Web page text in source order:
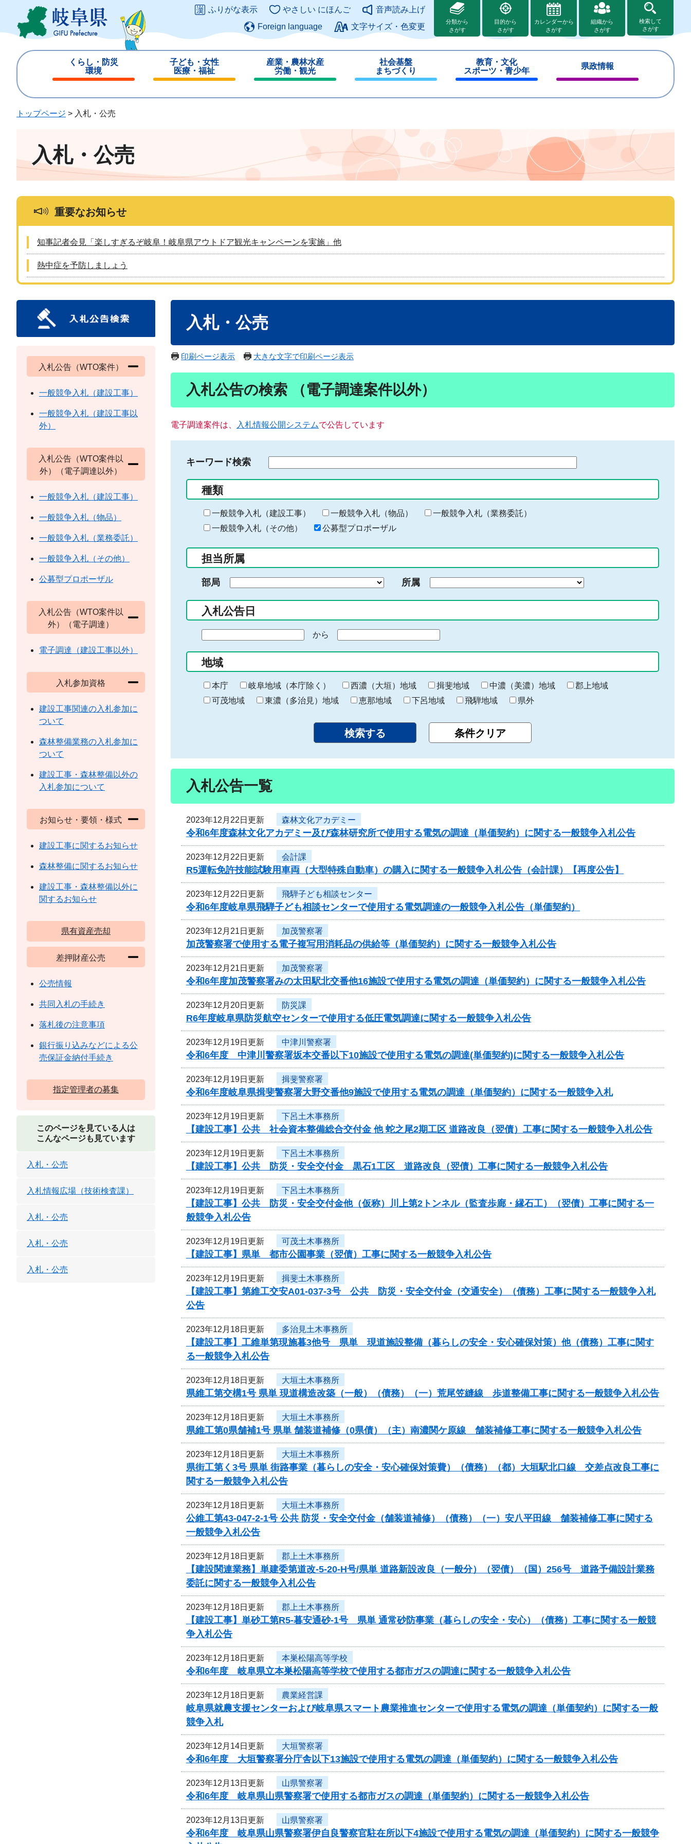
ジ
ュ
このページの本文へ
ふりがな表示 やさしい にほんご
音声読み上げ
Foreign language
文字サイズ・色変更
分類から
さがす
目的から
さがす
カレンダーから
さがす
組織から
さがす
検索して
さがす
くらし・防災
環境
じ
子ども・女性
医療・福祉
じ
産業・農林水産
労働・観光
じ
社会基盤
まちづくり
じ
教育・文化
スポーツ・青少年
じ
県政情報
じ
トップページ > 入札・公売
入札・公売
重要なお知らせ
知事記者会見「楽しすぎるぞ岐阜！岐阜県アウトドア観光キャンペーンを実施」他
熱中症を予防しましょう
入札・公売
印刷ページ表示 大きな文字で印刷ページ表示
入札公告の検索 （電子調達案件以外）
電子調達案件は、 入札情報公開システムで公告しています
キーワード検索
る
キ
ー
ー
入
力
種類
一般競争入札（建設工事） 一般競争入札（物品）
一般競争入札（業務委託）
一般競争入札（その他）
公募型プロポーザル
担当所属
部局 所属
入札公告日
の
始
ま
り
から
終
わ
り
地域
本庁 岐阜地域（本庁除く） 西濃（大垣）地域 揖斐地域 中濃（美濃）地域
郡上地域
可茂地域
東濃（多治見）地域 恵那地域 下呂地域 飛騨地域 県外
入札公告一覧
2023年12月22日更新 森林文化アカデミー
令和6年度森林文化アカデミー及び森林研究所で使用する電気の調達（単価契約）に関する一般競争入札公告
2023年12月22日更新 会計課
R5運転免許技能試験用車両（大型特殊自動車）の購入に関する一般競争入札公告（会計課）【再度公告】
2023年12月22日更新 飛騨子ども相談センター
令和6年度岐阜県飛騨子ども相談センターで使用する電気調達の一般競争入札公告（単価契約）
2023年12月21日更新 加茂警察署
加茂警察署で使用する電子複写用消耗品の供給等（単価契約）に関する一般競争入札公告
2023年12月21日更新 加茂警察署
令和6年度加茂警察署みの太田駅北交番他16施設で使用する電気の調達（単価契約）に関する一般競争入札公告
2023年12月20日更新 防災課
R6年度岐阜県防災航空センターで使用する低圧電気調達に関する一般競争入札公告
2023年12月19日更新 中津川警察署
令和6年度 中津川警察署坂本交番以下10施設で使用する電気の調達(単価契約)に関する一般競争入札公告
2023年12月19日更新 揖斐警察署
令和6年度岐阜県揖斐警察署大野交番他9施設で使用する電気の調達（単価契約）に関する一般競争入札
2023年12月19日更新 下呂土木事務所
【建設工事】公共 社会資本整備総合交付金 他 蛇之尾2期工区 道路改良（翌債）工事に関する一般競争入札公告
2023年12月19日更新 下呂土木事務所
【建設工事】公共 防災・安全交付金 黒石1工区 道路改良（翌債）工事に関する一般競争入札公告
2023年12月19日更新 下呂土木事務所
【建設工事】公共 防災・安全交付金他（仮称）川上第2トンネル（監査歩廊・縁石工）（翌債）工事に関する一
般競争入札公告
2023年12月19日更新 可茂土木事務所
【建設工事】県単 都市公園事業（翌債）工事に関する一般競争入札公告
2023年12月19日更新 揖斐土木事務所
【建設工事】第維工交安A01-037-3号 公共 防災・安全交付金（交通安全）（債務）工事に関する一般競争入札
公告
2023年12月18日更新 多治見土木事務所
【建設工事】工維単第現施暮3他号 県単 現道施設整備（暮らしの安全・安心確保対策）他（債務）工事に関す
る一般競争入札公告
2023年12月18日更新 大垣土木事務所
県維工第交構1号 県単 現道構造改築（一般）（債務）（一）荒尾笠縫線 歩道整備工事に関する一般競争入札公告
2023年12月18日更新 大垣土木事務所
県維工第0県舗補1号 県単 舗装道補修（0県債）（主）南濃関ケ原線 舗装補修工事に関する一般競争入札公告
2023年12月18日更新 大垣土木事務所
県街工第く3号 県単 街路事業（暮らしの安全・安心確保対策費）（債務）（都）大垣駅北口線 交差点改良工事に
関する一般競争入札公告
2023年12月18日更新 大垣土木事務所
公維工第43-047-2-1号 公共 防災・安全交付金（舗装道補修）（債務）（一）安八平田線 舗装補修工事に関する
一般競争入札公告
2023年12月18日更新 郡上土木事務所
【建設関連業務】単建委第道改-5-20-H号/県単 道路新設改良（一般分）（翌債）（国）256号 道路予備設計業務
委託に関する一般競争入札公告
2023年12月18日更新 郡上土木事務所
【建設工事】単砂工第R5-暮安通砂-1号 県単 通常砂防事業（暮らしの安全・安心）（債務）工事に関する一般競
争入札公告
2023年12月18日更新 本巣松陽高等学校
令和6年度 岐阜県立本巣松陽高等学校で使用する都市ガスの調達に関する一般競争入札公告
2023年12月18日更新 農業経営課
岐阜県就農支援センターおよび岐阜県スマート農業推進センターで使用する電気の調達（単価契約）に関する一般
競争入札
2023年12月14日更新 大垣警察署
令和6年度 大垣警察署分庁舎以下13施設で使用する電気の調達（単価契約）に関する一般競争入札公告
2023年12月13日更新 山県警察署
令和6年度 岐阜県山県警察署で使用する都市ガスの調達（単価契約）に関する一般競争入札公告
2023年12月13日更新 山県警察署
令和6年度 岐阜県山県警察署伊自良警察官駐在所以下4施設で使用する電気の調達（単価契約）に関する一般競争
入札公告（WTO案件）
一般競争入札（建設工事）
一般競争入札（建設工事以
外）
入札公告（WTO案件以
外）（電子調達以外）
一般競争入札（建設工事）
一般競争入札（物品）
一般競争入札（業務委託）
一般競争入札（その他）
公募型プロポーザル
入札公告（WTO案件以
外）（電子調達）
電子調達（建設工事以外）
入札参加資格
建設工事関連の入札参加に
ついて
森林整備業務の入札参加に
ついて
建設工事・森林整備以外の
入札参加について
お知らせ・要領・様式
建設工事に関するお知らせ
森林整備に関するお知らせ
建設工事・森林整備以外に
関するお知らせ
県有資産売却
差押財産公売
公売情報
共同入札の手続き
落札後の注意事項
銀行振り込みなどによる公
売保証金納付手続き
指定管理者の募集
このページを見ている人は
こんなページも見ています
入札・公売
入札情報広場（技術検査課）
入札・公売
入札・公売
入札・公売